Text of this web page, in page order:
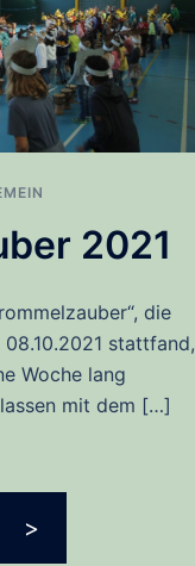
2021
die
stattfand,
Woche lang
mit dem […]
>